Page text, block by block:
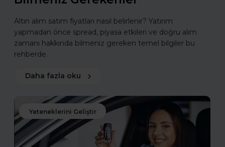
Altın alım satım fiyatları nasıl belirlenir? Yatırım
yapmadan önce spread, piyasa etkileri ve doğru alım
zamanı hakkında bilmeniz gereken temel bilgiler bu
rehberde.
Daha fazla oku
Yeteneklerini Geliştir